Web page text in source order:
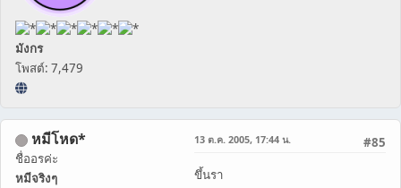
มังกร
โพสต์: 7,479
หมีโหด*
ชื่ออรค่ะ
หมีจริงๆ
#85
13 ต.ค. 2005, 17:44 น.
ขึ้นรา